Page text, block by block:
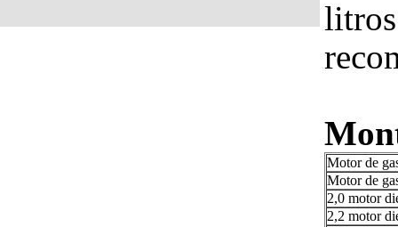
Motor de
Motor de
2,0 motor
2,2 motor